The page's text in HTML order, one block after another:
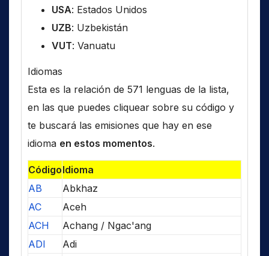
USA: Estados Unidos
UZB: Uzbekistán
VUT: Vanuatu
Idiomas
Esta es la relación de 571 lenguas de la lista,
en las que puedes cliquear sobre su código y
te buscará las emisiones que hay en ese
idioma en estos momentos.
CódigoIdioma
AB
Abkhaz
AC
Aceh
ACH
Achang / Ngac'ang
ADI
Adi